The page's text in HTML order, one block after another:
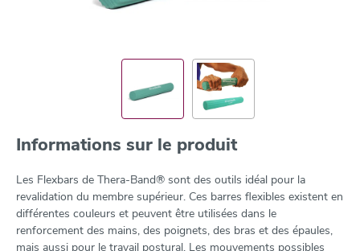
Informations sur le produit
Les Flexbars de Thera-Band® sont des outils idéal pour la
revalidation du membre supérieur. Ces barres flexibles existent en
différentes couleurs et peuvent être utilisées dans le
renforcement des mains, des poignets, des bras et des épaules,
mais aussi pour le travail postural. Les mouvements possibles